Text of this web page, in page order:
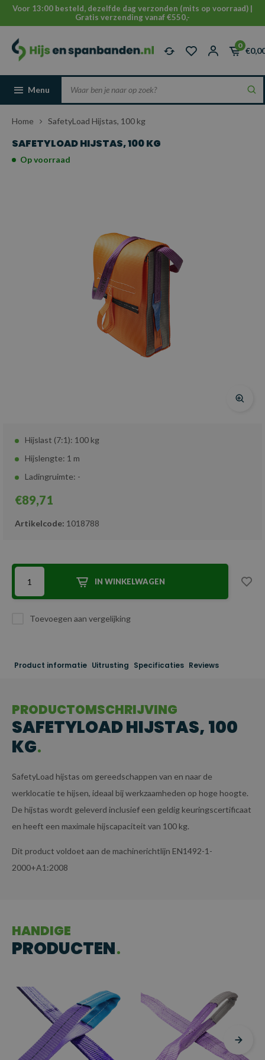
Voor 13:00 besteld, dezelfde dag verzonden (mits op voorraad) |
Gratis verzending vanaf €550,-
0
Menu
Home SafetyLoad Hijstas, 100 kg
SAFETYLOAD HIJSTAS, 100 KG
Op voorraad
Hijslast (7:1): 100 kg
Hijslengte: 1 m
Ladingruimte: -
€89,71
Artikelcode: 1018788
IN WINKELWAGEN
Toevoegen aan vergelijking
Product informatie Uitrusting Specificaties Reviews
PRODUCTOMSCHRIJVING
SAFETYLOAD HIJSTAS, 100
KG
SafetyLoad hijstas om gereedschappen van en naar de
werklocatie te hijsen, ideaal bij werkzaamheden op hoge hoogte.
De hijstas wordt geleverd inclusief een geldig keuringscertificaat
en heeft een maximale hijscapaciteit van 100 kg.
Dit product voldoet aan de machinerichtlijn EN1492-1-
2000+A1:2008
HANDIGE
PRODUCTEN